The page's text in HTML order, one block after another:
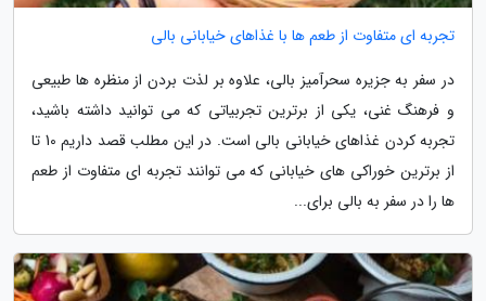
تجربه ای متفاوت از طعم ها با غذاهای خیابانی بالی
در سفر به جزیره سحرآمیز بالی، علاوه بر لذت بردن از منظره ها طبیعی
و فرهنگ غنی، یکی از برترین تجربیاتی که می توانید داشته باشید،
تجربه کردن غذاهای خیابانی بالی است. در این مطلب قصد داریم 10 تا
از برترین خوراکی های خیابانی که می توانند تجربه ای متفاوت از طعم
ها را در سفر به بالی برای...